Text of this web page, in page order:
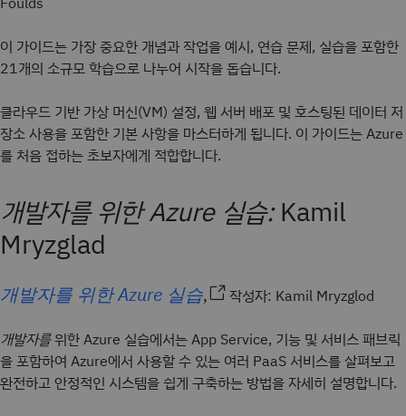
이 가이드는 가장 중요한 개념과 작업을 예시, 연습 문제, 실습을 포함한
21개의 소규모 학습으로 나누어 시작을 돕습니다.
클라우드 기반 가상 머신(VM) 설정, 웹 서버 배포 및 호스팅된 데이터 저
장소 사용을 포함한 기본 사항을 마스터하게 됩니다. 이 가이드는 Azure
를 처음 접하는 초보자에게 적합합니다.
개발자를 위한 Azure 실습:Kamil
Mryzglad
개발자를 위한 Azure 실습 작성자: Kamil Mryzglod
개발자를위한 Azure 실습에서는 App Service, 기능 및 서비스 패브릭
을 포함하여 Azure에서 사용할 수 있는 여러 PaaS 서비스를 살펴보고
완전하고 안정적인 시스템을 쉽게 구축하는 방법을 자세히 설명합니다.